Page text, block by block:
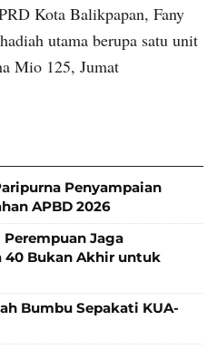
Kota Balikpapan, Fany
utama berupa satu unit
Mio 125, Jumat
Penyampaian
APBD 2026
Jaga
40 Bukan Akhir untuk
Bumbu Sepakati KUA-